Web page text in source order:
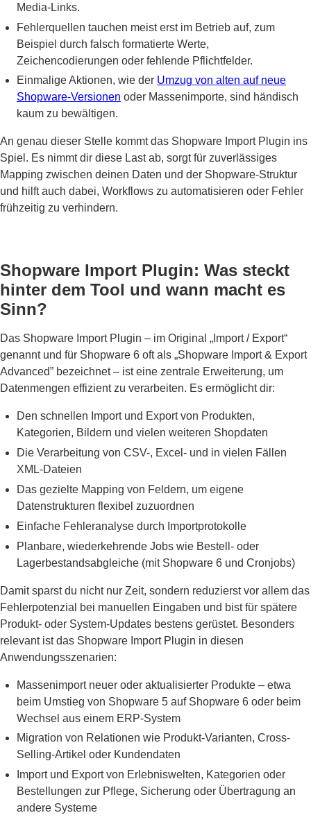
Media-Links.
Fehlerquellen tauchen meist erst im Betrieb auf, zum
Beispiel durch falsch formatierte Werte,
Zeichencodierungen oder fehlende Pflichtfelder.
Einmalige Aktionen, wie der Umzug von alten auf neue
Shopware-Versionen oder Massenimporte, sind händisch
kaum zu bewältigen.
An genau dieser Stelle kommt das Shopware Import Plugin ins
Spiel. Es nimmt dir diese Last ab, sorgt für zuverlässiges
Mapping zwischen deinen Daten und der Shopware-Struktur
und hilft auch dabei, Workflows zu automatisieren oder Fehler
frühzeitig zu verhindern.
Shopware Import Plugin: Was steckt
hinter dem Tool und wann macht es
Sinn?
Das Shopware Import Plugin – im Original „Import / Export“
genannt und für Shopware 6 oft als „Shopware Import & Export
Advanced” bezeichnet – ist eine zentrale Erweiterung, um
Datenmengen effizient zu verarbeiten. Es ermöglicht dir:
Den schnellen Import und Export von Produkten,
Kategorien, Bildern und vielen weiteren Shopdaten
Die Verarbeitung von CSV-, Excel- und in vielen Fällen
XML-Dateien
Das gezielte Mapping von Feldern, um eigene
Datenstrukturen flexibel zuzuordnen
Einfache Fehleranalyse durch Importprotokolle
Planbare, wiederkehrende Jobs wie Bestell- oder
Lagerbestandsabgleiche (mit Shopware 6 und Cronjobs)
Damit sparst du nicht nur Zeit, sondern reduzierst vor allem das
Fehlerpotenzial bei manuellen Eingaben und bist für spätere
Produkt- oder System-Updates bestens gerüstet. Besonders
relevant ist das Shopware Import Plugin in diesen
Anwendungsszenarien:
Massenimport neuer oder aktualisierter Produkte – etwa
beim Umstieg von Shopware 5 auf Shopware 6 oder beim
Wechsel aus einem ERP-System
Migration von Relationen wie Produkt-Varianten, Cross-
Selling-Artikel oder Kundendaten
Import und Export von Erlebniswelten, Kategorien oder
Bestellungen zur Pflege, Sicherung oder Übertragung an
andere Systeme